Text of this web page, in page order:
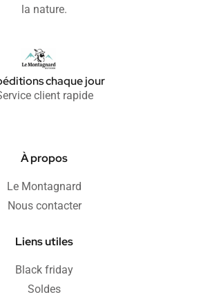
la nature.
chaque jour
client rapide
À propos
Le Montagnard
Nous contacter
Liens utiles
Black friday
Soldes